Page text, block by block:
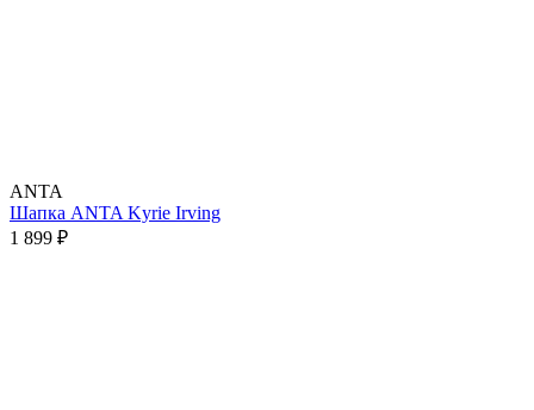
ANTA
Шапка ANTA Kyrie Irving
1 899 ₽